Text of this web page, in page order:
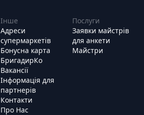
Інше
Адреси
супермаркетів
Бонусна карта
БригадирКо
Вакансії
Інформація для
партнерів
Контакти
Про Нас
Послуги
Заявки майстрів
для анкети
Майстри